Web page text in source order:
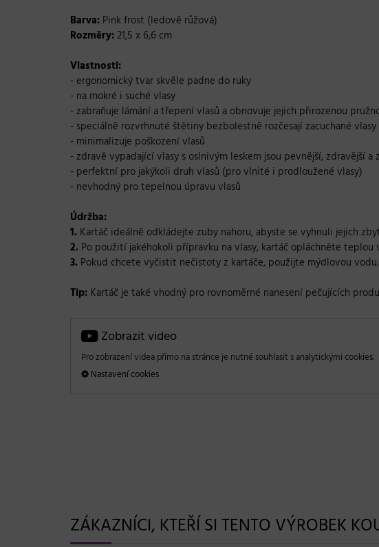
Barva: Pink frost (ledově růžová)
Rozměry:21,5 x 6,6 cm
Vlastnosti:
- ergonomický tvar skvěle padne do ruky
- na mokré i suché vlasy
- zabraňuje lámání a třepení vlasů a obnovuje jejich přirozenou
- speciálně rozvrhnuté štětiny bezbolestně rozčesají zacuchané vlasy
- minimalizuje poškození vlasů
- zdravě vypadající vlasy s oslnivým leskem jsou pevnější, zdravější a
- perfektní pro jakýkoli druh vlasů (pro vlnité i prodloužené vlasy)
- nevhodný pro tepelnou úpravu vlasů
Údržba:
1. Kartáč ideálně odkládejte zuby nahoru, abyste se vyhnuli jejich
2. Po použití jakéhokoli přípravku na vlasy, kartáč opláchněte
3. Pokud chcete vyčistit nečistoty z kartáče, použijte mýdlovou vodu.
Tip: Kartáč je také vhodný pro rovnoměrné nanesení pečujících
Zobrazit video
Pro zobrazení videa přímo na stránce je nutné souhlasit s analytickými cookies.
Nastavení cookies
ZÁKAZNÍCI, KTEŘÍ SI TENTO VÝROBEK